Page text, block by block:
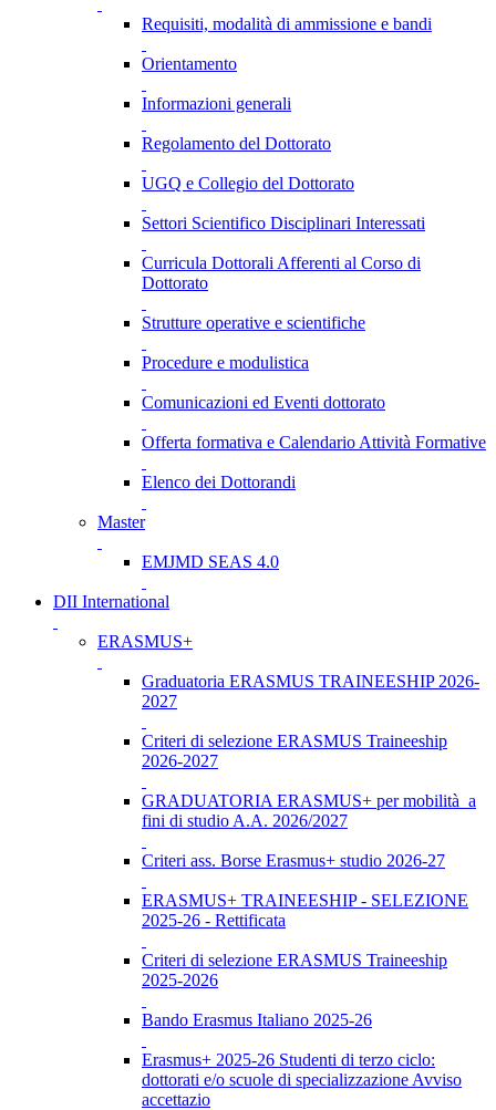
Requisiti, modalità di ammissione e bandi
Orientamento
Informazioni generali
Regolamento del Dottorato
UGQ e Collegio del Dottorato
Settori Scientifico Disciplinari Interessati
Curricula Dottorali Afferenti al Corso di
Dottorato
Strutture operative e scientifiche
Procedure e modulistica
Comunicazioni ed Eventi dottorato
Offerta formativa e Calendario Attività Formative
Elenco dei Dottorandi
Master
EMJMD SEAS 4.0
DII International
ERASMUS+
Graduatoria ERASMUS TRAINEESHIP 2026-
2027
Criteri di selezione ERASMUS Traineeship
2026-2027
GRADUATORIA ERASMUS+ per mobilità a
fini di studio A.A. 2026/2027
Criteri ass. Borse Erasmus+ studio 2026-27
ERASMUS+ TRAINEESHIP - SELEZIONE
2025-26 - Rettificata
Criteri di selezione ERASMUS Traineeship
2025-2026
Bando Erasmus Italiano 2025-26
Erasmus+ 2025-26 Studenti di terzo ciclo:
dottorati e/o scuole di specializzazione Avviso
accettazio